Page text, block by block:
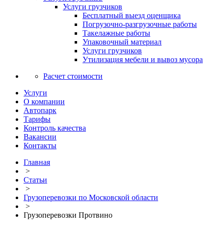
Услуги грузчиков
Бесплатный выезд оценщика
Погрузочно-разгрузочные работы
Такелажные работы
Упаковочный материал
Услуги грузчиков
Утилизация мебели и вывоз мусора
Расчет стоимости
Услуги
О компании
Автопарк
Тарифы
Контроль качества
Вакансии
Контакты
Главная
>
Статьи
>
Грузоперевозки по Московской области
>
Грузоперевозки Протвино